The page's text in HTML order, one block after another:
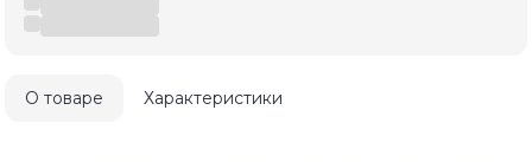
О товаре Характеристики